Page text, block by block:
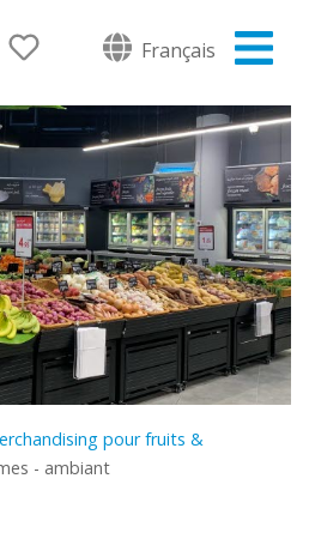
Français
pour fruits &
- ambiant